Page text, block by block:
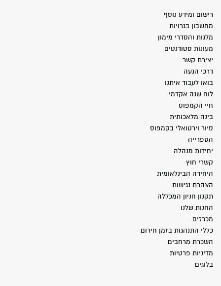
רישום ומידע נוסף
מחשבון בגרויות
מלגות והסדרי מימון
מעונות סטודנטים
יצירת קשר
דרכי הגעה
בואו לעבוד איתנו
לוח שנה אקדמי
חיי הקמפוס
בינה מלאכותית
סיור וירטואלי בקמפוס
הספרייה
יחידות מנהלה
קשרי חוץ
היחידה הבינלאומית
הצהרת נגישות
תקנון חניון המכללה
החנות שלנו
מכרזים
כללי התנהגות בזמן חירום
השכרת מרחבים
מדיניות פרטיות
בלוגים